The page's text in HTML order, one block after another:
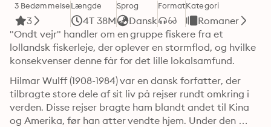
3 Bedømmelse
3
Længde
4T 38M
Sprog
Dansk
FormatKategori
Romaner
"Ondt vejr" handler om en gruppe fiskere fra et
lollandsk fiskerleje, der oplever en stormflod, og hvilke
konsekvenser denne får for det lille lokalsamfund.
Hilmar Wulff (1908-1984) var en dansk forfatter, der
tilbragte store dele af sit liv på rejser rundt omkring i
verden. Disse rejser bragte ham blandt andet til Kina
og Amerika, før han atter vendte hjem. Under den